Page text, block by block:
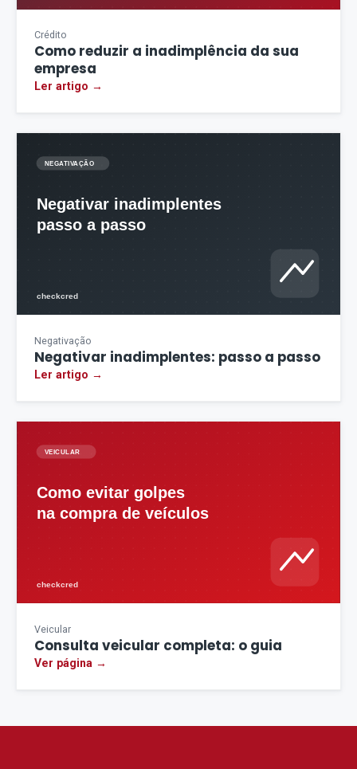
Crédito
Como reduzir a inadimplência da sua
empresa
Ler artigo →
Negativação
Negativar inadimplentes: passo a passo
Ler artigo →
Veicular
Consulta veicular completa: o guia
Ver página →